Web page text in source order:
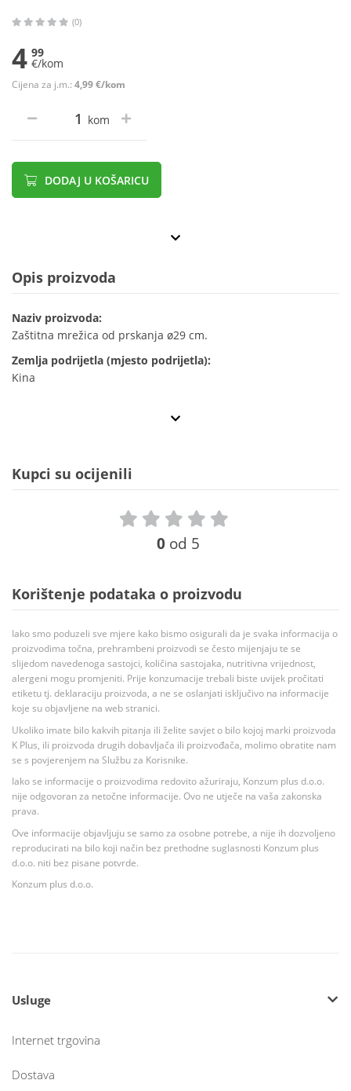
(0)
4 99
€/kom
Cijena za j.m.: 4,99 €/kom
kom
DODAJ U KOŠARICU
Opis proizvoda
Naziv proizvoda:
Zaštitna mrežica od prskanja ø29 cm.
Zemlja podrijetla (mjesto podrijetla):
Kina
Kupci su ocijenili
0 od 5
Korištenje podataka o proizvodu
Iako smo poduzeli sve mjere kako bismo osigurali da je svaka informacija o
proizvodima točna, prehrambeni proizvodi se često mijenjaju te se
slijedom navedenoga sastojci, količina sastojaka, nutritivna vrijednost,
alergeni mogu promjeniti. Prije konzumacije trebali biste uvijek pročitati
etiketu tj. deklaraciju proizvoda, a ne se oslanjati isključivo na informacije
koje su objavljene na web stranici.
Ukoliko imate bilo kakvih pitanja ili želite savjet o bilo kojoj marki proizvoda
K Plus, ili proizvoda drugih dobavljača ili proizvođača, molimo obratite nam
se s povjerenjem na Službu za Korisnike.
Iako se informacije o proizvodima redovito ažuriraju, Konzum plus d.o.o.
nije odgovoran za netočne informacije. Ovo ne utječe na vaša zakonska
prava.
Ove informacije objavljuju se samo za osobne potrebe, a nije ih dozvoljeno
reproducirati na bilo koji način bez prethodne suglasnosti Konzum plus
d.o.o. niti bez pisane potvrde.
Konzum plus d.o.o.
Usluge
Internet trgovina
Dostava